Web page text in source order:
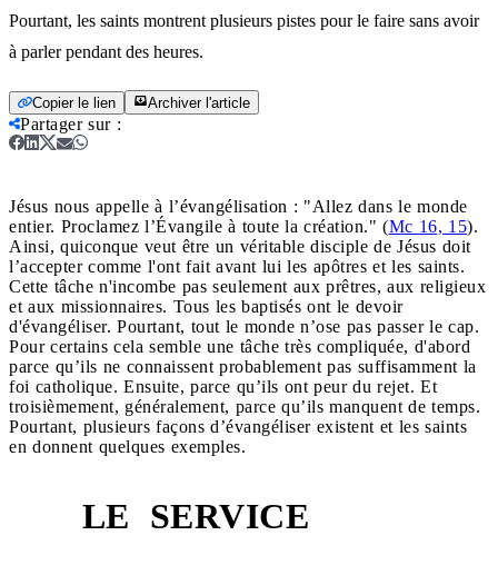
Pourtant, les saints montrent plusieurs pistes pour le faire sans avoir
à parler pendant des heures.
Copier le lien Archiver l'article
Partager sur:
Jésus nous appelle à l’évangélisation : "Allez dans le monde
entier. Proclamez l’Évangile à toute la création." (Mc 16, 15).
Ainsi, quiconque veut être un véritable disciple de Jésus doit
l’accepter comme l'ont fait avant lui les apôtres et les saints.
Cette tâche n'incombe pas seulement aux prêtres, aux religieux
et aux missionnaires. Tous les baptisés ont le devoir
d'évangéliser. Pourtant, tout le monde n’ose pas passer le cap.
Pour certains cela semble une tâche très compliquée, d'abord
parce qu’ils ne connaissent probablement pas suffisamment la
foi catholique. Ensuite, parce qu’ils ont peur du rejet. Et
troisièmement, généralement, parce qu’ils manquent de temps.
Pourtant, plusieurs façons d’évangéliser existent et les saints
en donnent quelques exemples.
LE SERVICE